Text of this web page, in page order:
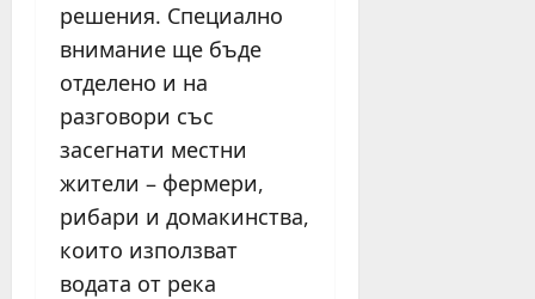
решения. Специално
внимание ще бъде
отделено и на
разговори със
засегнати местни
жители – фермери,
рибари и домакинства,
които използват
водата от река